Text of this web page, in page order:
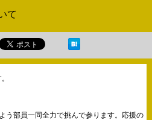
て
う部員一同全力で挑んで参ります。応援の